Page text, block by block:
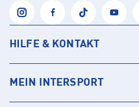
HILFE & KONTAKT
MEIN INTERSPORT